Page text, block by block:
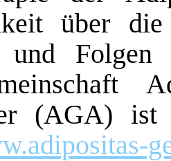
über die
und
(AGA) ist